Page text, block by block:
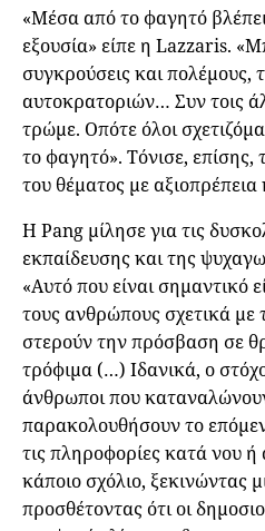
«Μέσα από το φαγητό
εξουσία» είπε η Lazzaris.
συγκρούσεις και πολέμους,
αυτοκρατοριών… Συν τοις
τρώμε. Οπότε όλοι
το φαγητό». Τόνισε,
του θέματος με
Η Pang μίλησε για τις
εκπαίδευσης και της
«Αυτό που είναι σημαντικό
τους ανθρώπους σχετικά
στερούν την πρόσβαση σε
τρόφιμα (…) Ιδανικά, ο
άνθρωποι που
παρακολουθήσουν το
τις πληροφορίες κατά νου
κάποιο σχόλιο, ξεκινώντας
προσθέτοντας ότι οι